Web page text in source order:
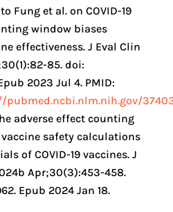
Fung et al. on COVID-19
window biases
effectiveness. J Eval Clin
85. doi:
Epub 2023 Jul 4. PMID:
pubmed.ncbi.nlm.nih.gov/
adverse effect counting
safety calculations
of COVID-19 vaccines. J
Apr;30(3):453-458.
Epub 2024 Jan 18.